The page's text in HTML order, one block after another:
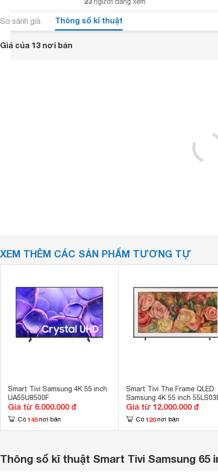
So sánh giá Thông số kĩ thuật
Giá của 13 nơi bán
XEM THÊM CÁC SẢN PHẨM TƯƠNG TỰ
Smart Tivi Samsung 4K 55 inch
UA55U8500F
Giá từ 6.000.000 đ
Có 145 nơi bán
Smart Tivi The Frame QLED
Samsung 4K 55 inch
Giá từ 12.000.000 đ
Có 120 nơi bán
Thông số kĩ thuật Smart Tivi Samsung 65